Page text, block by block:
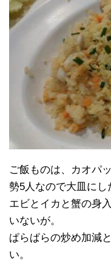
ご飯ものは、カオパ
勢5人なので大皿にし
エビとイカと蟹の身
いないが。
ぱらぱらの炒め加減
い。